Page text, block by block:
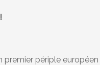
premier périple européen